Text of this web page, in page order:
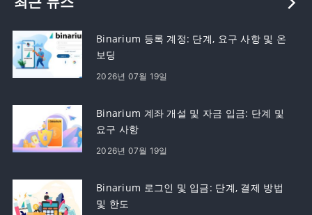
Binarium 등록 계정: 단계, 요구 사항 및 온
보딩
2026년 07월 19일
Binarium 계좌 개설 및 자금 입금: 단계 및
요구 사항
2026년 07월 19일
Binarium 로그인 및 입금: 단계, 결제 방법
및 한도